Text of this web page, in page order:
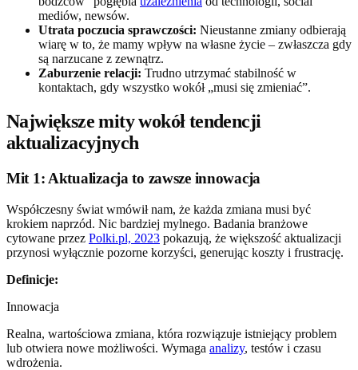
mediów, newsów.
Utrata poczucia sprawczości: Nieustanne zmiany odbierają
wiarę w to, że mamy wpływ na własne życie – zwłaszcza gdy
są narzucane z zewnątrz.
Zaburzenie relacji: Trudno utrzymać stabilność w
kontaktach, gdy wszystko wokół „musi się zmieniać”.
Największe mity wokół tendencji
aktualizacyjnych
Mit 1: Aktualizacja to zawsze innowacja
Współczesny świat wmówił nam, że każda zmiana musi być
krokiem naprzód. Nic bardziej mylnego. Badania branżowe
cytowane przez Polki.pl, 2023 pokazują, że większość aktualizacji
przynosi wyłącznie pozorne korzyści, generując koszty i frustrację.
Definicje:
Innowacja
Realna, wartościowa zmiana, która rozwiązuje istniejący problem
lub otwiera nowe możliwości. Wymaga analizy, testów i czasu
wdrożenia.